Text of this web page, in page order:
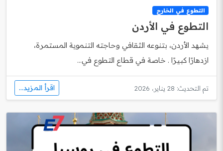
التطوع في الخارج
التطوع في الأردن
يشهد الأردن، بتنوعه الثقافي وحاجته التنموية المستمرة،
ازدهارًا كبيرًا . خاصة في قطاع التطوع في...
تم التحديث: 28 يناير، 2026 اقرأ المزيد...